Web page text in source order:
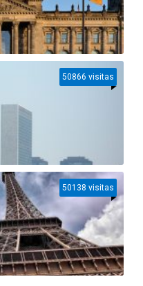
50866 visitas
50138 visitas